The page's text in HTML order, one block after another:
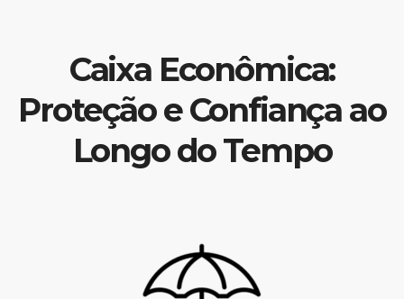
Caixa Econômica:
Proteção e Confiança ao
Longo do Tempo